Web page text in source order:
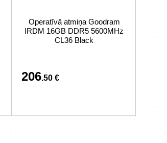
Operatīvā atmiņa Goodram
IRDM 16GB DDR5 5600MHz
CL36 Black
206.50 €